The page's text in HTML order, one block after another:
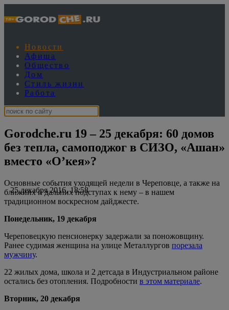
Новости
Афиша
Общество
Дом
Стиль жизни
Работа
Gorodche.ru 19 – 25 декабря: 60 домов
без тепла, самоподжог в СИЗО, «Ашан»
вместо «О’кея»?
25 декабря 2016, 18:58
Основные события уходящей недели в Череповце, а также на
ближних и дальних подступах к нему – в нашем
традиционном воскресном дайджесте.
Понедельник, 19 декабря
Череповецкую пенсионерку задержали за поножовщину.
Ранее судимая женщина на улице Металлургов порезала
мужчину.
22 жилых дома, школа и 2 детсада в Индустриальном районе
остались без отопления. Подробности в этом материале.
Вторник, 20 декабря